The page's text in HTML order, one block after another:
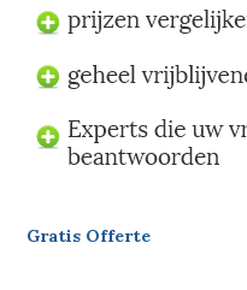
Gratis Offerte